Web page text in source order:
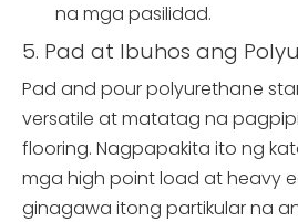
na mga pasilidad.
5. Pad at Ibuhos ang
Pad and pour polyurethane
versatile at matatag na
flooring. Nagpapakita ito ng
mga high point load at heavy
ginagawa itong partikular na